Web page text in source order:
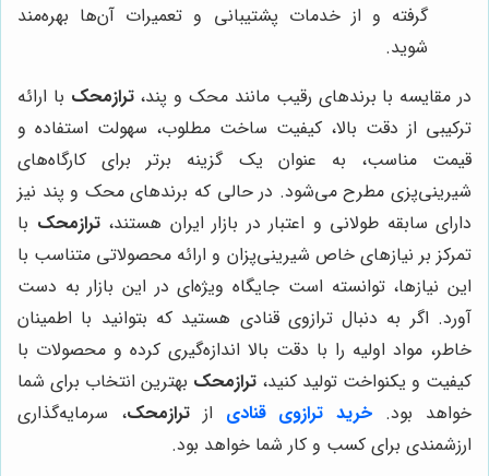
گرفته و از خدمات پشتیبانی و تعمیرات آن‌ها بهره‌مند
شوید.
در مقایسه با برندهای رقیب مانند محک و پند،ترازمحک با ارائه
ترکیبی از دقت بالا، کیفیت ساخت مطلوب، سهولت استفاده و
قیمت مناسب، به عنوان یک گزینه برتر برای کارگاه‌های
شیرینی‌پزی مطرح می‌شود. در حالی که برندهای محک و پند نیز
دارای سابقه طولانی و اعتبار در بازار ایران هستند،ترازمحک با
تمرکز بر نیازهای خاص شیرینی‌پزان و ارائه محصولاتی متناسب با
این نیازها، توانسته است جایگاه ویژه‌ای در این بازار به دست
آورد. اگر به دنبال ترازوی قنادی هستید که بتوانید با اطمینان
خاطر، مواد اولیه را با دقت بالا اندازه‌گیری کرده و محصولات با
کیفیت و یکنواخت تولید کنید، ترازمحک بهترین انتخاب برای شما
خواهد بود. خرید ترازوی قنادی ازترازمحک، سرمایه‌گذاری
ارزشمندی برای کسب و کار شما خواهد بود.